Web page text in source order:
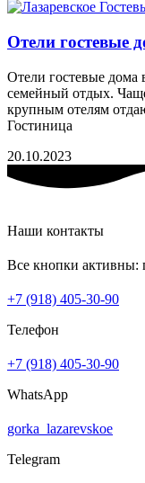
Отели гостевые
Отели гостевые дома
семейный отдых.
крупным отелям
Гостиница
20.10.2023
Наши контакты
Все кнопки активны:
+7 (918) 405-30-90
Телефон
+7 (918) 405-30-90
WhatsApp
gorka_lazarevskoe
Telegram